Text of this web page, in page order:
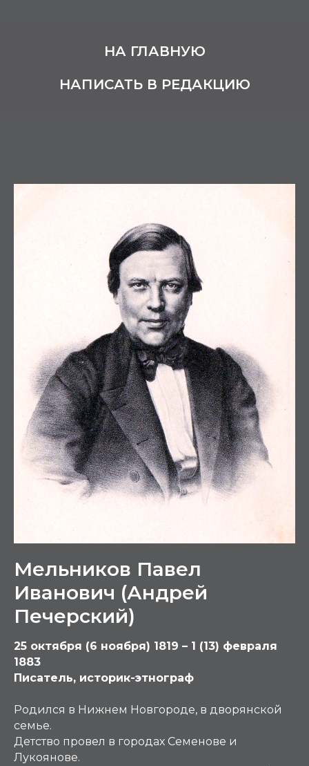
НА ГЛАВНУЮ
НАПИСАТЬ В РЕДАКЦИЮ
Мельников Павел
Иванович (Андрей
Печерский)
25 октября (6 ноября) 1819 – 1 (13) февраля
1883
Писатель, историк-этнограф
Родился в Нижнем Новгороде, в дворянской
семье.
Детство провел в городах Семенове и
Лукоянове.